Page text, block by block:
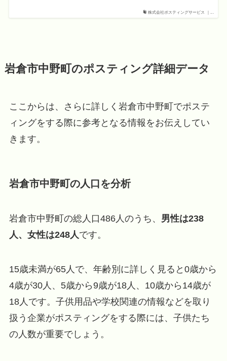
株式会社ポスティングサービス ｜...
岩倉市中野町のポスティング詳細データ
ここからは、さらに詳しく岩倉市中野町でポステ
ィングをする際に参考となる情報をお伝えしてい
きます。
岩倉市中野町の人口を分析
岩倉市中野町の総人口486人のうち、 男性は238
人、女性は248人です。
15歳未満が65人で、年齢別に詳しく見ると0歳から
4歳が30人、5歳から9歳が18人、10歳から14歳が
18人です。子供用品や学校関連の情報などを取り
扱う企業がポスティングをする際には、子供たち
の人数が重要でしょう。